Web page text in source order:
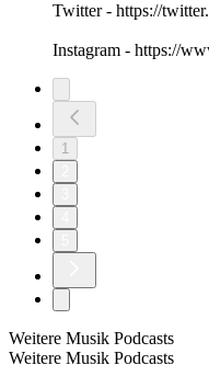
Twitter - https://
Instagram - https://
1
Weitere Musik Podcasts
Weitere Musik Podcasts